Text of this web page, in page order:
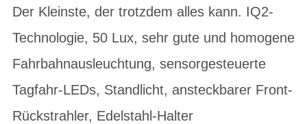
Der Kleinste, der trotzdem alles kann. IQ2-
Technologie, 50 Lux, sehr gute und homogene
Fahrbahnausleuchtung, sensorgesteuerte
Tagfahr-LEDs, Standlicht, ansteckbarer Front-
Rückstrahler, Edelstahl-Halter